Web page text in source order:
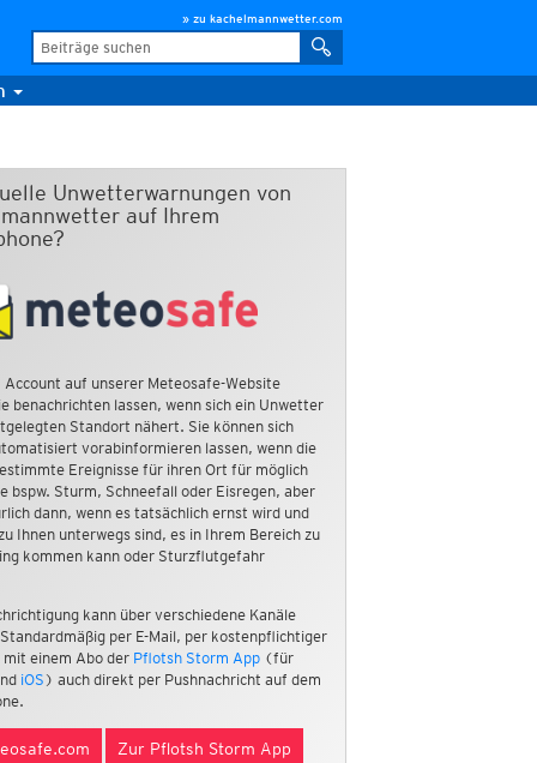
» zu kachelmannwetter.com
Unwetterwarnungen von
auf Ihrem
Account auf unserer Meteosafe-Website
benachrichten lassen, wenn sich ein Unwetter
Standort nähert. Sie können sich
vorabinformieren lassen, wenn die
Ereignisse für ihren Ort für möglich
bspw. Sturm, Schneefall oder Eisregen, aber
dann, wenn es tatsächlich ernst wird und
Ihnen unterwegs sind, es in Ihrem Bereich zu
kommen kann oder Sturzflutgefahr
kann über verschiedene Kanäle
per E-Mail, per kostenpflichtiger
mit einem Abo der Pflotsh Storm App(für
iOS ) auch direkt per Pushnachricht auf dem
Zur Pflotsh Storm App